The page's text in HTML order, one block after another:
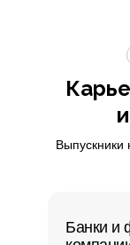
Выпускники
Банки и